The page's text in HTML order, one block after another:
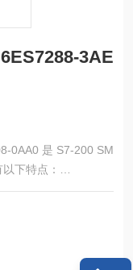
3AE
0AA0 是 S7-200 SM
下特点：
位 ADC）的分辨
，转换精度为 1/409